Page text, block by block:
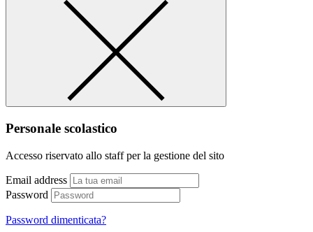
Personale scolastico
Accesso riservato allo staff per la gestione del sito
Email address
Password
Password dimenticata?